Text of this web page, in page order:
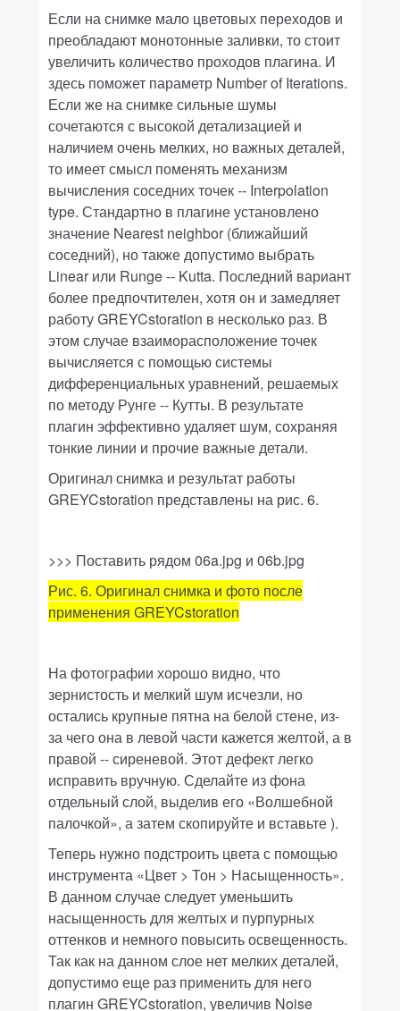
Если на снимке мало цветовых переходов и
преобладают монотонные заливки, то стоит
увеличить количество проходов плагина. И
здесь поможет параметр Number of Iterations.
Если же на снимке сильные шумы
сочетаются с высокой детализацией и
наличием очень мелких, но важных деталей,
то имеет смысл поменять механизм
вычисления соседних точек -- Interpolation
type. Стандартно в плагине установлено
значение Nearest neighbor (ближайший
соседний), но также допустимо выбрать
Linear или Runge -- Kutta. Последний вариант
более предпочтителен, хотя он и замедляет
работуGREYCstoration в несколько раз. В
этом случае взаиморасположение точек
вычисляется с помощью системы
дифференциальных уравнений, решаемых
по методу Рунге -- Кутты. В результате
плагин эффективно удаляет шум, сохраняя
тонкие линии и прочие важные детали.
Оригинал снимка и результат работы
GREYCstoration представлены на рис. 6.
>>> Поставить рядом 06a.jpg и 06b.jpg
Рис. 6. Оригинал снимка и фото после
применения GREYCstoration
На фотографии хорошо видно, что
зернистость и мелкий шум исчезли, но
остались крупные пятна на белой стене, из-
за чего она в левой части кажется желтой, а в
правой -- сиреневой. Этот дефект легко
исправить вручную. Сделайте из фона
отдельный слой, выделив его «Волшебной
палочкой», а затем скопируйте и вставьте ).
Теперь нужно подстроить цвета с помощью
инструмента «Цвет > Тон > Насыщенность».
В данном случае следует уменьшить
насыщенность для желтых и пурпурных
оттенков и немного повысить освещенность.
Так как на данном слое нет мелких деталей,
допустимоеще раз применить для него
плагин GREYCstoration, увеличив Noise